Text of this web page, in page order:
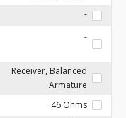
-
-
Receiver, Balanced
Armature
46 Ohms